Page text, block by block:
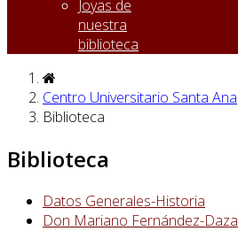
Joyas de
nuestra
biblioteca
Centro Universitario Santa Ana
Biblioteca
Biblioteca
Datos Generales-Historia
Don Mariano Fernández-Daza